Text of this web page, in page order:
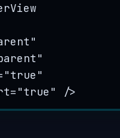
"
"
"true "
= "true " />